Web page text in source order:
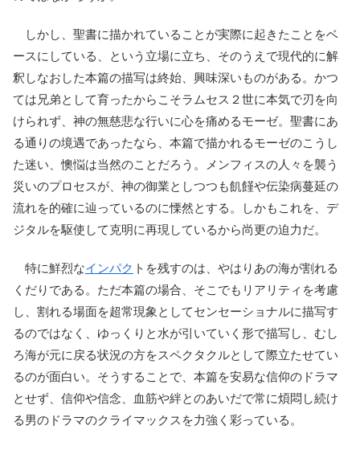
しかし、聖書に描かれていることが実際に起きたことをベ
ースにしている、という立場に立ち、そのうえで現代的に解
釈しなおした本篇の描写は終始、興味深いものがある。かつ
ては兄弟として育ったからこそラムセス２世に本気で刃を向
けられず、神の無慈悲な行いに心を痛めるモーゼ。聖書にあ
る通りの境遇であったなら、本篇で描かれるモーゼのこうし
た迷い、懊悩は当然のことだろう。メンフィスの人々を襲う
災いのプロセスが、神の御業としつつも飢饉や伝染病蔓延の
流れを的確に辿っているのに慄然とする。しかもこれを、デ
ジタルを駆使して克明に再現しているから尚更の迫力だ。
特に鮮烈なインパク トを残すのは、やはりあの海が割れる
くだりである。ただ本篇の場合、そこでもリアリティを考慮
し、割れる場面を超常現象としてセンセーショナルに描写す
るのではなく、ゆっくりと水が引いていく形で描写し、むし
ろ海が元に戻る状況の方をスペクタクルとして際立たせてい
るのが面白い。そうすることで、本篇を安易な信仰のドラマ
とせず、信仰や信念、血筋や絆とのあいだで常に煩悶し続け
る男のドラマのクライマックスを力強く彩っている。